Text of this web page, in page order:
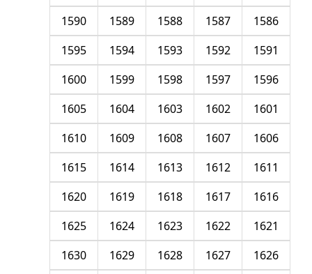
1586
1587
1588
1589
1590
1591
1592
1593
1594
1595
1596
1597
1598
1599
1600
1601
1602
1603
1604
1605
1606
1607
1608
1609
1610
1611
1612
1613
1614
1615
1616
1617
1618
1619
1620
1621
1622
1623
1624
1625
1626
1627
1628
1629
1630